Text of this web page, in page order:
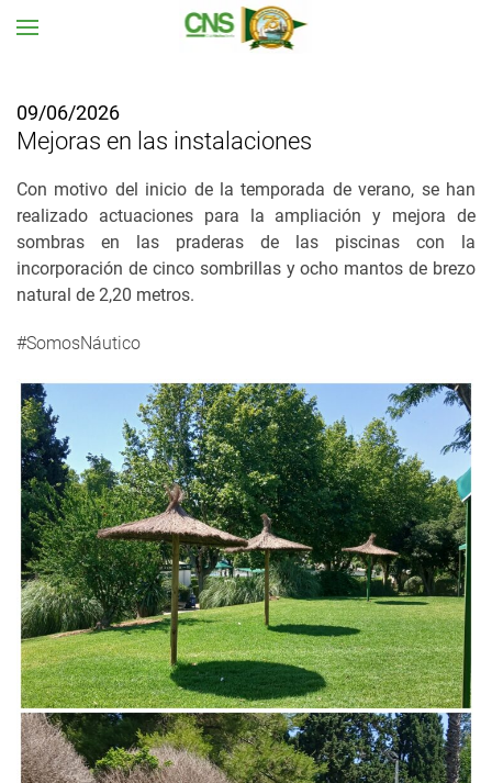
09/06/2026
Mejoras en las instalaciones
Con motivo del inicio de la temporada de verano, se han
realizado actuaciones para la ampliación y mejora de
sombras en las praderas de las piscinas con la
incorporación de cinco sombrillas y ocho mantos de brezo
natural de 2,20 metros.
#SomosNáutico